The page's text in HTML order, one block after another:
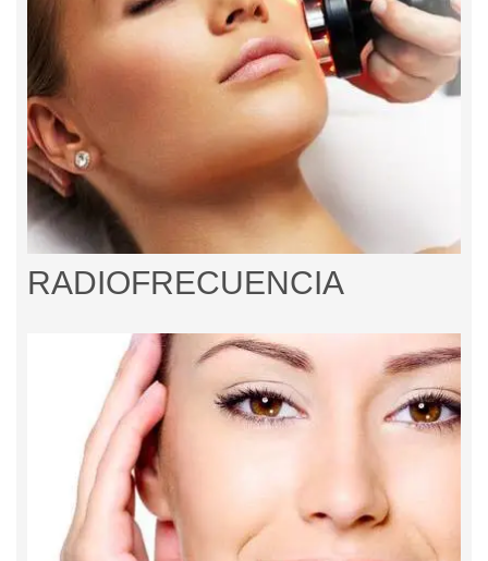
RADIOFRECUENCIA